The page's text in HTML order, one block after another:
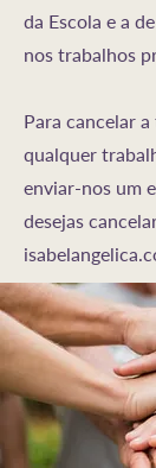
da Escola e a
nos trabalhos
Para cancelar
qualquer
enviar-nos um
desejas